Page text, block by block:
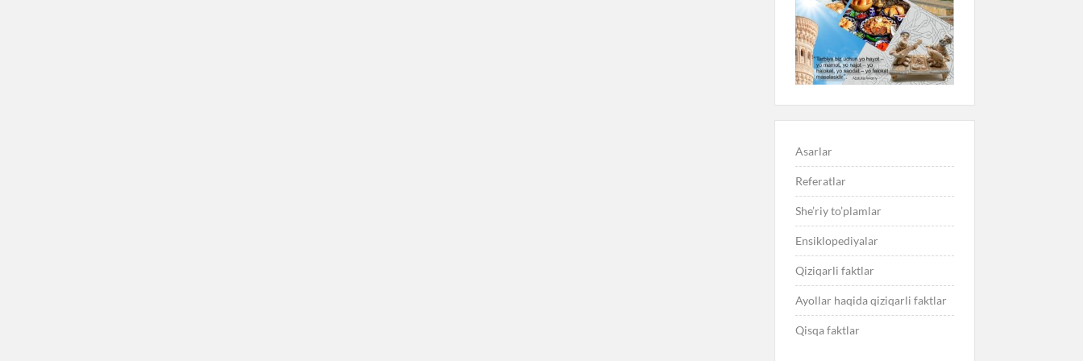
Asarlar
Referatlar
She’riy to’plamlar
Ensiklopediyalar
Qiziqarli faktlar
Ayollar haqida qiziqarli faktlar
Qisqa faktlar